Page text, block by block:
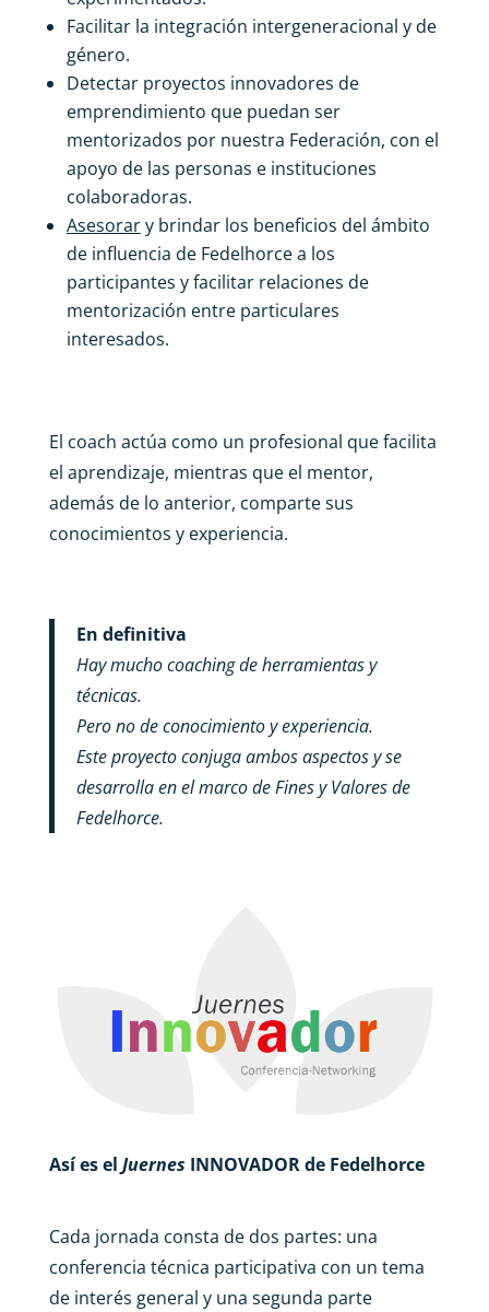
Facilitar la integración intergeneracional y de
género.
Detectar proyectos innovadores de
emprendimiento que puedan ser
mentorizados por nuestra Federación, con el
apoyo de las personas e instituciones
colaboradoras.
Asesorary brindar los beneficios del ámbito
de influencia de Fedelhorce a los
participantes y facilitar relaciones de
mentorización entre particulares
interesados.
El coach actúa como un profesional que facilita
el aprendizaje, mientras que el mentor,
además de lo anterior, comparte sus
conocimientos y experiencia.
En definitiva
Hay mucho coaching de herramientas y
técnicas.
Pero no de conocimiento y experiencia.
Este proyecto conjuga ambos aspectos y se
desarrolla en el marco de Fines y Valores de
Fedelhorce.
Así es el Juernes INNOVADOR de Fedelhorce
Cada jornada consta de dos partes: una
conferencia técnica participativa con un tema
de interés general y una segunda parte